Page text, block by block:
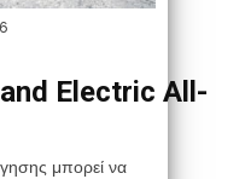
Electric All-
μπορεί να